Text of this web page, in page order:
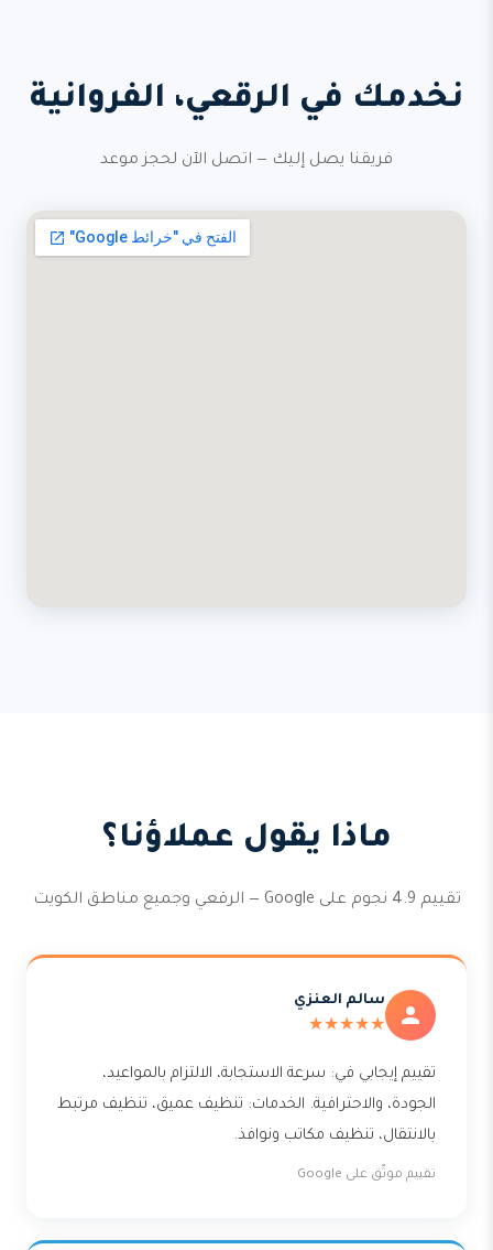
نخدمك في الرقعي، الفروانية
فريقنا يصل إليك — اتصل الآن لحجز موعد
ماذا يقول عملاؤنا؟
تقييم 4.9 نجوم على Google — الرقعي وجميع مناطق الكويت
سالم العنزي
★★★★★
تقييم إيجابي في: سرعة الاستجابة، الالتزام بالمواعيد،
الجودة، والاحترافية. الخدمات: تنظيف عميق، تنظيف مرتبط
بالانتقال، تنظيف مكاتب ونوافذ.
تقييم موثّق على Google